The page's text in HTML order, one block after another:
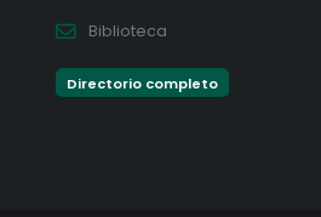
Biblioteca
Directorio completo